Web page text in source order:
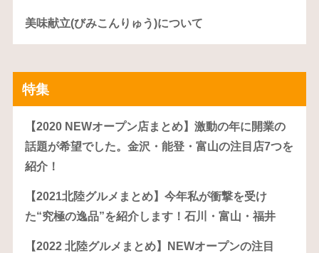
美味献立(びみこんりゅう)について
特集
【2020 NEWオープン店まとめ】激動の年に開業の
話題が希望でした。金沢・能登・富山の注目店7つを
紹介！
【2021北陸グルメまとめ】今年私が衝撃を受け
た“究極の逸品”を紹介します！石川・富山・福井
【2022 北陸グルメまとめ】NEWオープンの注目